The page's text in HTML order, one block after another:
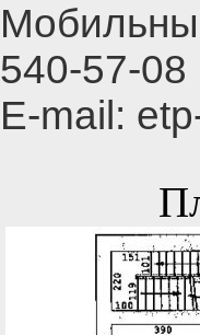
540-57-08
E-mail: